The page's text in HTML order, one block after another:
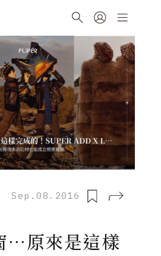
Sep.08.2016
⋯原來是這樣